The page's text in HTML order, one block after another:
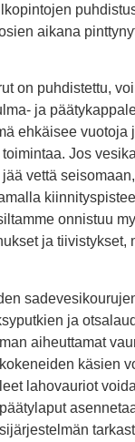
aikana
on puhdistettu,
ja
ehkäisee vuotoja
Jos
vettä
onnistuu
ja tiivistykset,
ja
aiheuttamat
käsien
lahovauriot